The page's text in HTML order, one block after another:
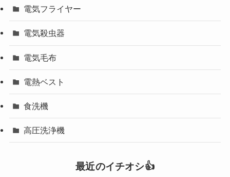
電気フライヤー
電気殺虫器
電気毛布
電熱ベスト
食洗機
高圧洗浄機
最近のイチオシ👍